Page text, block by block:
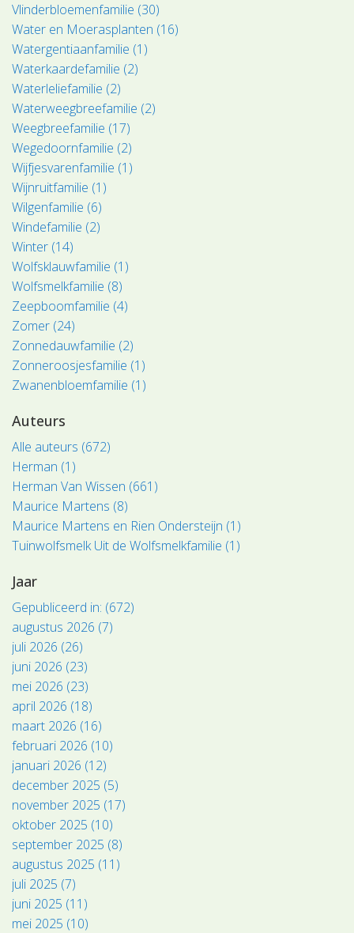
Vlinderbloemenfamilie (30)
Water en Moerasplanten (16)
Watergentiaanfamilie (1)
Waterkaardefamilie (2)
Waterleliefamilie (2)
Waterweegbreefamilie (2)
Weegbreefamilie (17)
Wegedoornfamilie (2)
Wijfjesvarenfamilie (1)
Wijnruitfamilie (1)
Wilgenfamilie (6)
Windefamilie (2)
Winter (14)
Wolfsklauwfamilie (1)
Wolfsmelkfamilie (8)
Zeepboomfamilie (4)
Zomer (24)
Zonnedauwfamilie (2)
Zonneroosjesfamilie (1)
Zwanenbloemfamilie (1)
Auteurs
Alle auteurs (672)
Herman (1)
Herman Van Wissen (661)
Maurice Martens (8)
Maurice Martens en Rien Ondersteijn (1)
Tuinwolfsmelk Uit de Wolfsmelkfamilie (1)
Jaar
Gepubliceerd in: (672)
augustus 2026 (7)
juli 2026 (26)
juni 2026 (23)
mei 2026 (23)
april 2026 (18)
maart 2026 (16)
februari 2026 (10)
januari 2026 (12)
december 2025 (5)
november 2025 (17)
oktober 2025 (10)
september 2025 (8)
augustus 2025 (11)
juli 2025 (7)
juni 2025 (11)
mei 2025 (10)